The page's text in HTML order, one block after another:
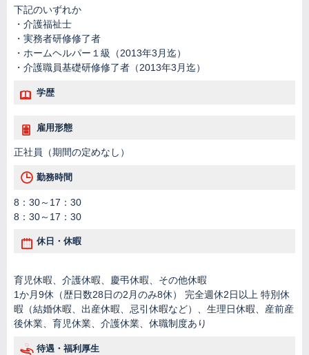
下記のいずれか
・介護福祉士
・実務者研修修了者
・ホームヘルパー１級（2013年3月迄）
・介護職員基礎研修修了者（2013年3月迄）
学歴
雇用形態
正社員（期間の定めなし）
勤務時間
8：30～17：30
8：30～17：30
休日・休暇
育児休暇、介護休暇、慶弔休暇、その他休暇
1か月9休（歴日数28日の2月のみ8休） 完全週休2日以上 特別休
暇（結婚休暇、出産休暇、忌引休暇など）、生理日休暇、産前産
後休業、育児休業、介護休業、休職制度あり
待遇・福利厚生